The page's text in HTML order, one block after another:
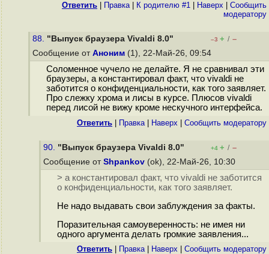
Ответить Правка| К родителю #1 Наверх
Cообщить
модератору
88. "Выпуск браузера Vivaldi 8.0" –3 + / –
Сообщение от Аноним (1), 22-Май-26, 09:54
Соломенное чучело не делайте. Я не сравнивал эти
браузеры, а константировал факт, что vivaldi не
заботится о конфиденциальности, как того заявляет.
Про слежку хрома и лисы в курсе. Плюсов vivaldi
перед лисой не вижу кроме нескучного интерфейса.
Ответить Правка| Наверх Cообщить модератору
90. "Выпуск браузера Vivaldi 8.0" +4 + / –
Сообщение от Shpankov (ok), 22-Май-26, 10:30
> а константировал факт, что vivaldi не заботится
о конфиденциальности, как того заявляет.
Не надо выдавать свои заблуждения за факты.
Поразительная самоуверенность: не имея ни
одного аргумента делать громкие заявления...
Ответить Правка| Наверх Cообщить модератору